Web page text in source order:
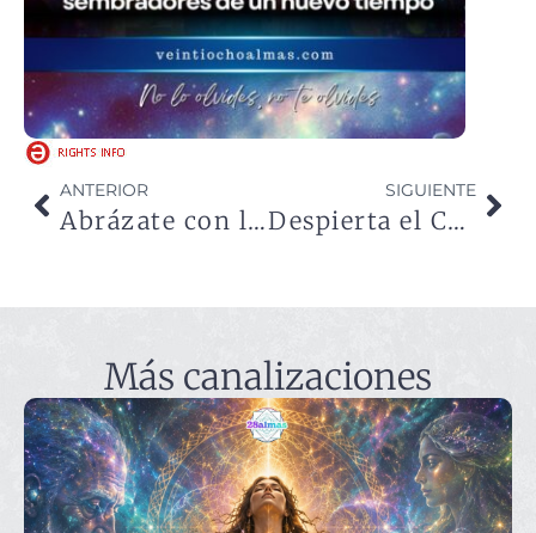
ANTERIOR
Abrázate con la ternura del universo
SIGUIENTE
Despierta el Cristo que mora en tu pecho
Más canalizaciones